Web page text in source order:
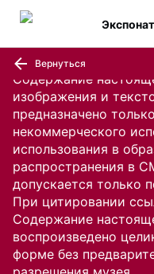
Содержание
изображения и
предназначено
некоммерческого
использования в
распространения в
допускается только
При цитировании
Содержание
воспроизведено
форме без
Вернуться